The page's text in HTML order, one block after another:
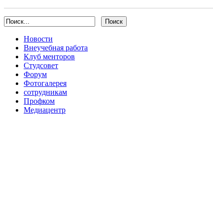
Новости
Внеучебная работа
Клуб менторов
Студсовет
Форум
Фотогалерея
сотрудникам
Профком
Медиацентр